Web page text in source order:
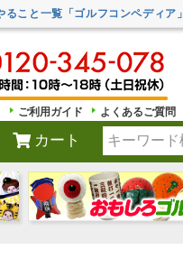
ること一覧「ゴルフコンペディア」
ご利用ガイド よくあるご質問
カート